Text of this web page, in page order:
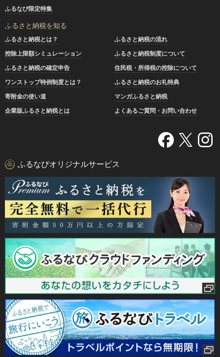
ふるなび限定特集
ふるさと納税を知る
ふるさと納税とは？
ふるさと納税の流れ
控除上限額シミュレーション
ふるさと納税制度について
ふるさと納税の確定申告
住民税・所得税の控除について
ワンストップ特例制度とは？
ふるさと納税のお礼特典
寄附金の使い道
マンガふるさと納税
企業版ふるさと納税とは
よくあるご質問・お問い合わせ
ふるなびオリジナルサービス